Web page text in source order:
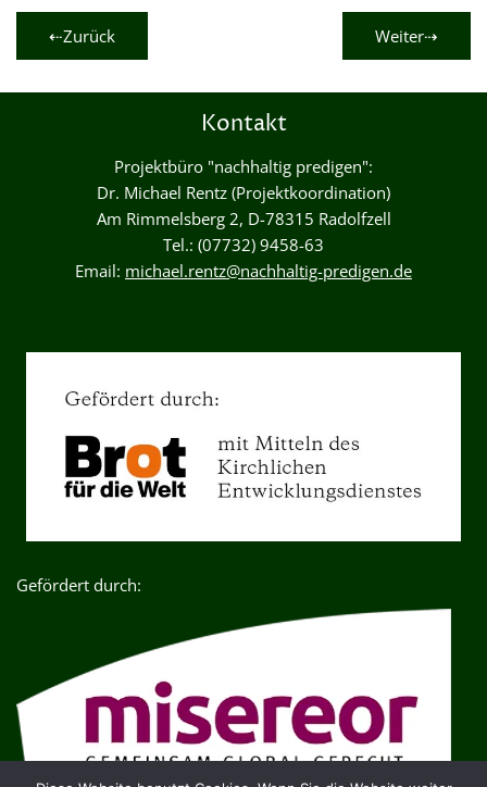
⇠Zurück Weiter⇢
Kontakt
Projektbüro "nachhaltig predigen":
Dr. Michael Rentz (Projektkoordination)
Am Rimmelsberg 2, D-78315 Radolfzell
Tel.: (07732) 9458-63
Email: michael.rentz@nachhaltig-predigen.de
Gefördert durch: